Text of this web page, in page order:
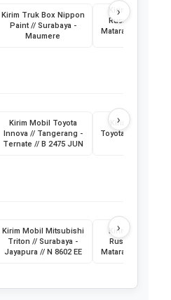
Kirim Truk Box Nippon
Paint // Surabaya -
Maumere
Kirim Mobil
Rush //
Mataram Lombok
›
Kirim Mobil Toyota
Innova // Tangerang -
Ternate // B 2475 JUN
Kirim 2 Unit
Toyota HiAce //
›
Kirim Mobil Mitsubishi
Triton // Surabaya -
Jayapura // N 8602 EE
Kirim Mobil
Rush //
Mataram // PA
›